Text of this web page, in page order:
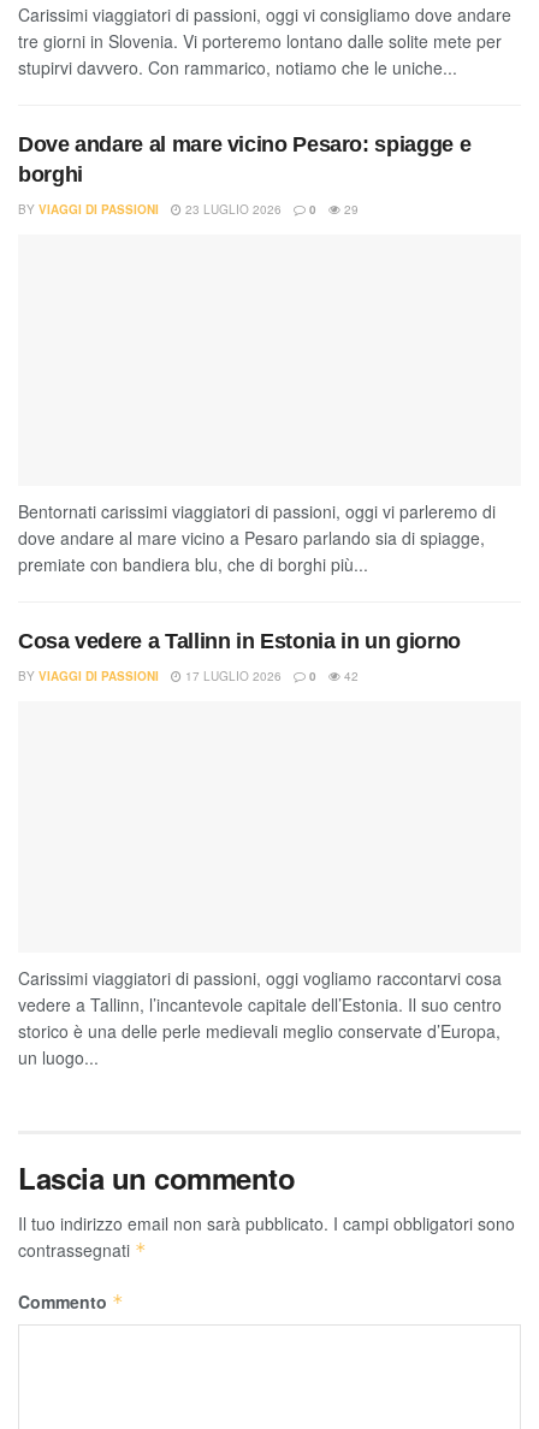
Carissimi viaggiatori di passioni, oggi vi consigliamo dove andare
tre giorni in Slovenia. Vi porteremo lontano dalle solite mete per
stupirvi davvero. Con rammarico, notiamo che le uniche...
Dove andare al mare vicino Pesaro: spiagge e
borghi
BY VIAGGI DI PASSIONI 23 LUGLIO 2026 0 29
Bentornati carissimi viaggiatori di passioni, oggi vi parleremo di
dove andare al mare vicino a Pesaro parlando sia di spiagge,
premiate con bandiera blu, che di borghi più...
Cosa vedere a Tallinn in Estonia in un giorno
BY VIAGGI DI PASSIONI 17 LUGLIO 2026 0 42
Carissimi viaggiatori di passioni, oggi vogliamo raccontarvi cosa
vedere a Tallinn, l’incantevole capitale dell’Estonia. Il suo centro
storico è una delle perle medievali meglio conservate d’Europa,
un luogo...
Lascia un commento
Il tuo indirizzo email non sarà pubblicato. I campi obbligatori sono
contrassegnati *
Commento *